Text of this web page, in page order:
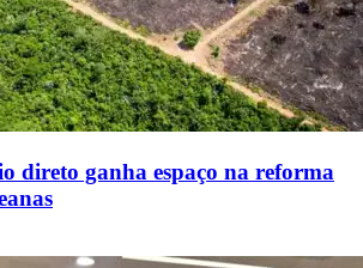
direto ganha espaço na reforma